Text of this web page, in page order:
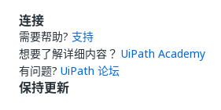
连接
需要帮助? 支持
想要了解详细内容？ UiPath Academy
有问题? UiPath 论坛
保持更新